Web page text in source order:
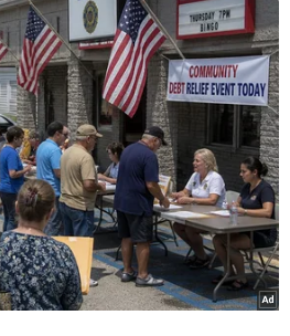
giai đoạn 2
đổi mục đích sử dụng sẽ
công Dự án Cao tốc Bắc-Nam
2025 sau khi các địa phương
mặt bằng.